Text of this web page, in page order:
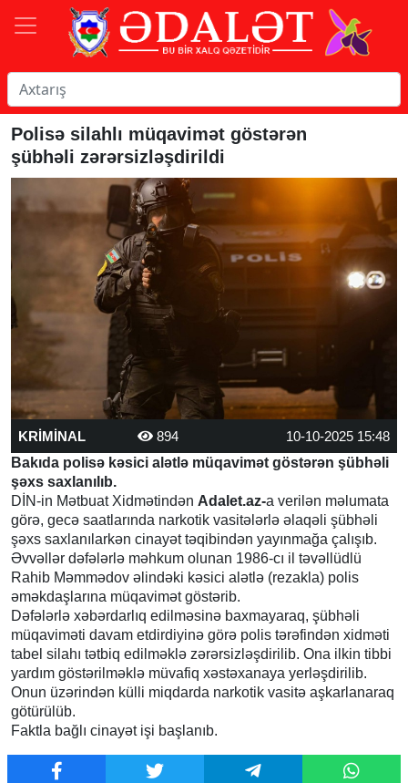
Polisə silahlı müqavimət göstərən
şübhəli zərərsizləşdirildi
KRİMİNAL 894
10-10-2025 15:48
Bakıda polisə kəsici alətlə müqavimət göstərən şübhəli
şəxs saxlanılıb.
DİN-in Mətbuat Xidmətindən Adalet.az-a verilən məlumata
görə, gecə saatlarında narkotik vasitələrlə əlaqəli şübhəli
şəxs saxlanılarkən cinayət təqibindən yayınmağa çalışıb.
Əvvəllər dəfələrlə məhkum olunan 1986-cı il təvəllüdlü
Rahib Məmmədov əlindəki kəsici alətlə (rezakla) polis
əməkdaşlarına müqavimət göstərib.
Dəfələrlə xəbərdarlıq edilməsinə baxmayaraq, şübhəli
müqaviməti davam etdirdiyinə görə polis tərəfindən xidməti
tabel silahı tətbiq edilməklə zərərsizləşdirilib. Ona ilkin tibbi
yardım göstərilməklə müvafiq xəstəxanaya yerləşdirilib.
Onun üzərindən külli miqdarda narkotik vasitə aşkarlanaraq
götürülüb.
Faktla bağlı cinayət işi başlanıb.